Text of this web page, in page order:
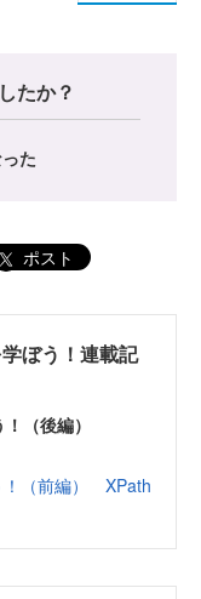
たか？
た
ポスト
ぼう！連載記
！（後編）
（前編） XPath